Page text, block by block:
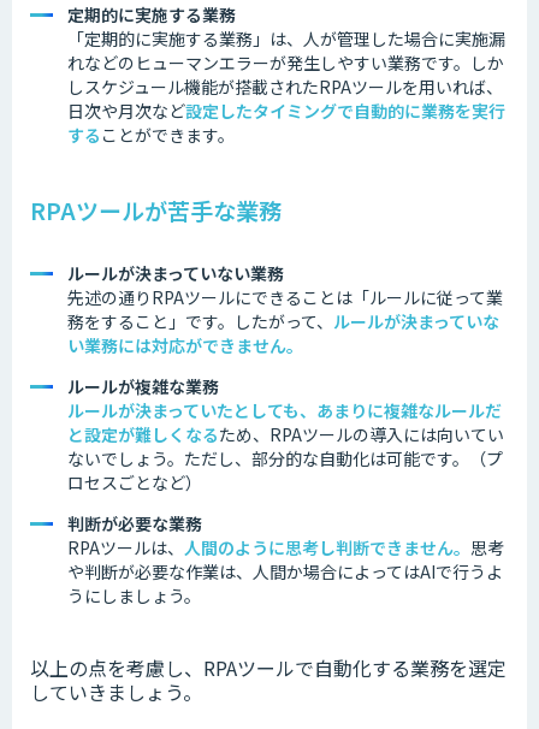
定期的に実施する業務
「定期的に実施する業務」は、人が管理した場合に実施漏
れなどのヒューマンエラーが発生しやすい業務です。しか
しスケジュール機能が搭載されたRPAツールを用いれば、
日次や月次など設定したタイミングで自動的に業務を実行
する ことができます。
RPAツールが苦手な業務
ルールが決まっていない業務
先述の通りRPAツールにできることは「ルールに従って業
務をすること」です。したがって、 ルールが決まっていな
い業務には対応ができません。
ルールが複雑な業務
ルールが決まっていたとしても、あまりに複雑なルールだ
と設定が難しくなるため、RPAツールの導入には向いてい
ないでしょう。ただし、部分的な自動化は可能です。（プ
ロセスごとなど）
判断が必要な業務
RPAツールは、 人間のように思考し判断できません。 思考
や判断が必要な作業は、人間か場合によってはAIで行うよ
うにしましょう。
以上の点を考慮し、RPAツールで自動化する業務を選定
していきましょう。